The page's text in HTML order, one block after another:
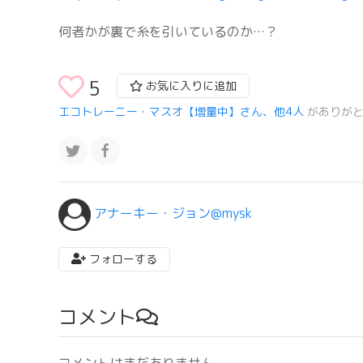
何者かが裏で糸を引いているのか…？
5
お気に入りに追加
エコトレーニー・マスオ【増量中】さん、他4人 がありが
アナーキー・ジョン@mysk
フォローする
コメント